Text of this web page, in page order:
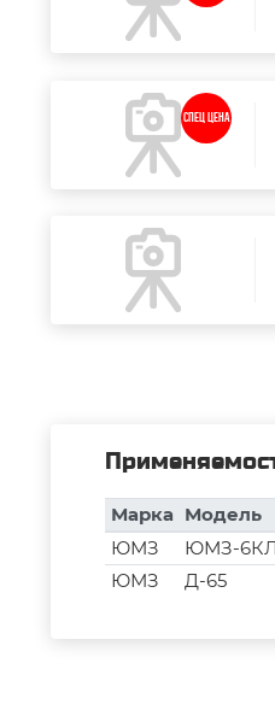
СПЕЦ ЦЕНА
Марка Модель
ЮМЗ
ЮМЗ-
ЮМЗ
Д-65